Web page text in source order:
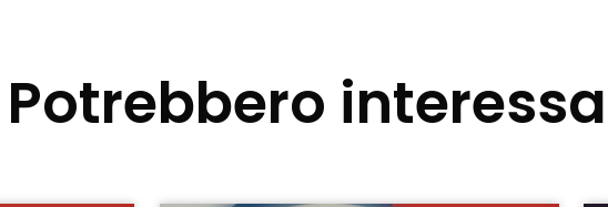
Potrebbero